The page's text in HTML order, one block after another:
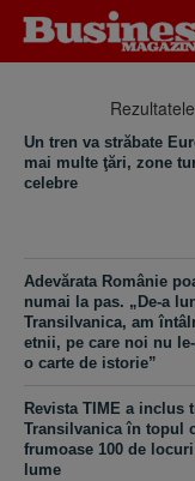
Rezultatele
Un tren va străbate
mai multe ţări, zone
celebre
Adevărata Românie
numai la pas. „De-a
Transilvanica, am
etnii, pe care noi nu
o carte de istorie”
Revista TIME a inclus
Transilvanica în topul
frumoase 100 de
lume